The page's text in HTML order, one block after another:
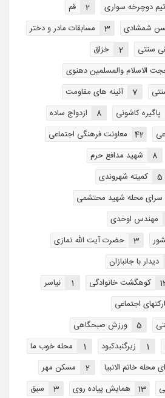
تیم دوچرخه سواری قم 2
شمشادی مسابقات مادر و دختر 3
سنتی خزاق 2
الاسلام والمسلمین دهنوی
آئینه های مقاومت 7
پاگیره کاشونی ازدواج ساده 8
معاونت فرهنگی اجتماعی 42
شهید مدافع حرم 8
کمیته شهروندی 5
سرای محله شهید محتشمی
مهندس اوحدی
حضرت آیت الله نمازی 3
دیدار با جانبازان
کوهگشت خانوادگی نیاسر 1
اجتماعی
ورزش صبحگاهی 5
زیرگنبدکبود 1 محله خوب ما 1
محله خاتم الانبیا مسکن مهر 2
همایش پیاده روی 13 سبق 3